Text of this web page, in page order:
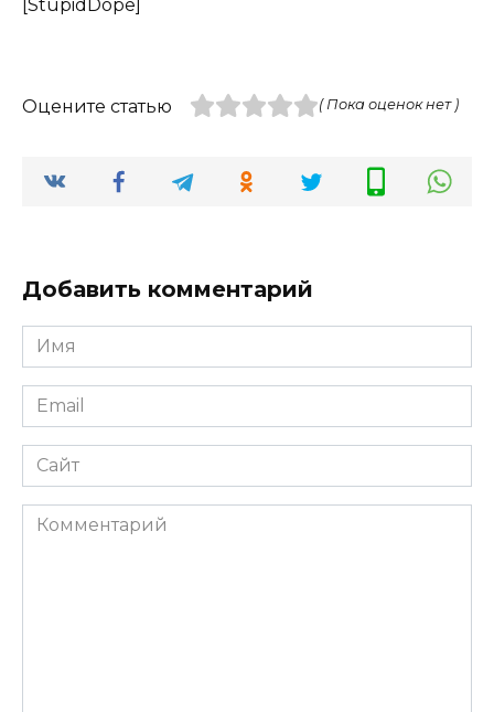
[StupidDope]
Оцените статью ( Пока оценок нет )
Добавить комментарий
Имя
*
Email
*
Сайт
Комментарий